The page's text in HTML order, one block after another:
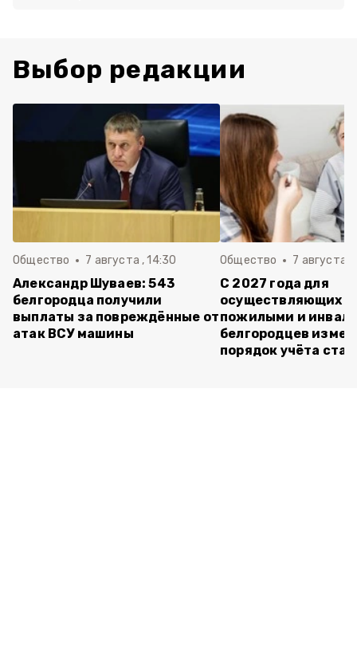
Выбор редакции
Общество 7 августа , 14:30
Александр Шуваев: 543
белгородца получили
выплаты за повреждённые от
атак ВСУ машины
Общество 7 августа ,
С 2027 года для
осуществляющих
пожилыми и
белгородцев
порядок учёта ста